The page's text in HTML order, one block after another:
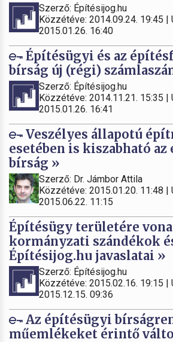
Szerző: Építésijog.hu
Közzétéve: 2014.09.24. 19:45
2015.01.26. 16:40
Építésügyi és az
bírság új (régi)
Szerző: Építésijog.hu
Közzétéve: 2014.11.21. 15:35
2015.01.26. 16:41
Veszélyes állapotú
esetében is kiszabható
bírság »
Szerző: Dr. Jámbor Attila
Közzétéve: 2015.01.20. 11:48
2015.06.22. 11:15
Építésügy területére
kormányzati szándékok
Építésijog.hu javaslatai »
Szerző: Építésijog.hu
Közzétéve: 2015.02.16. 19:15
2015.12.15. 09:36
Az építésügyi
műemlékeket érintő